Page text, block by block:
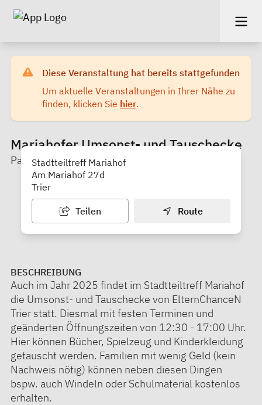
Diese Veranstaltung hat bereits stattgefunden
Um aktuelle Veranstaltungen in Ihrer Nähe zu
finden, klicken Sie hier.
Mariahofer Umsonst- und Tauschecke
Palais e.V. (Projekt ElternChanceN Trier)
Stadtteiltreff Mariahof
Am Mariahof 27d
Trier
Teilen Route
BESCHREIBUNG
Auch im Jahr 2025 findet im Stadtteiltreff Mariahof
die Umsonst- und Tauschecke von ElternChanceN
Trier statt. Diesmal mit festen Terminen und
geänderten Öffnungszeiten von 12:30 - 17:00 Uhr.
Hier können Bücher, Spielzeug und Kinderkleidung
getauscht werden. Familien mit wenig Geld (kein
Nachweis nötig) können neben diesen Dingen
bspw. auch Windeln oder Schulmaterial kostenlos
erhalten.